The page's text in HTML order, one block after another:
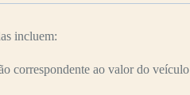
incluem:
correspondente ao valor do